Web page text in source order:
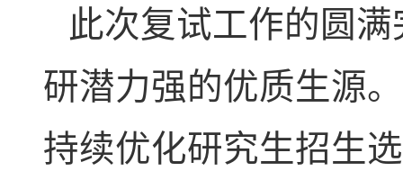
此次复试工作的圆
研潜力强的优质生源
持续优化研究生招生